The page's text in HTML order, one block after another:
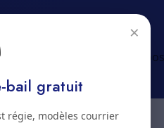
À propos
×
bail gratuit
régie, modèles courrier